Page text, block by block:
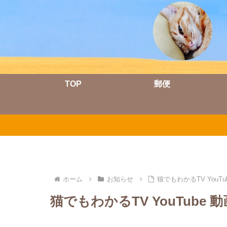
TOP 郵便
ホーム お知らせ 猫でもわかるTV
猫でもわかるTV YouTube